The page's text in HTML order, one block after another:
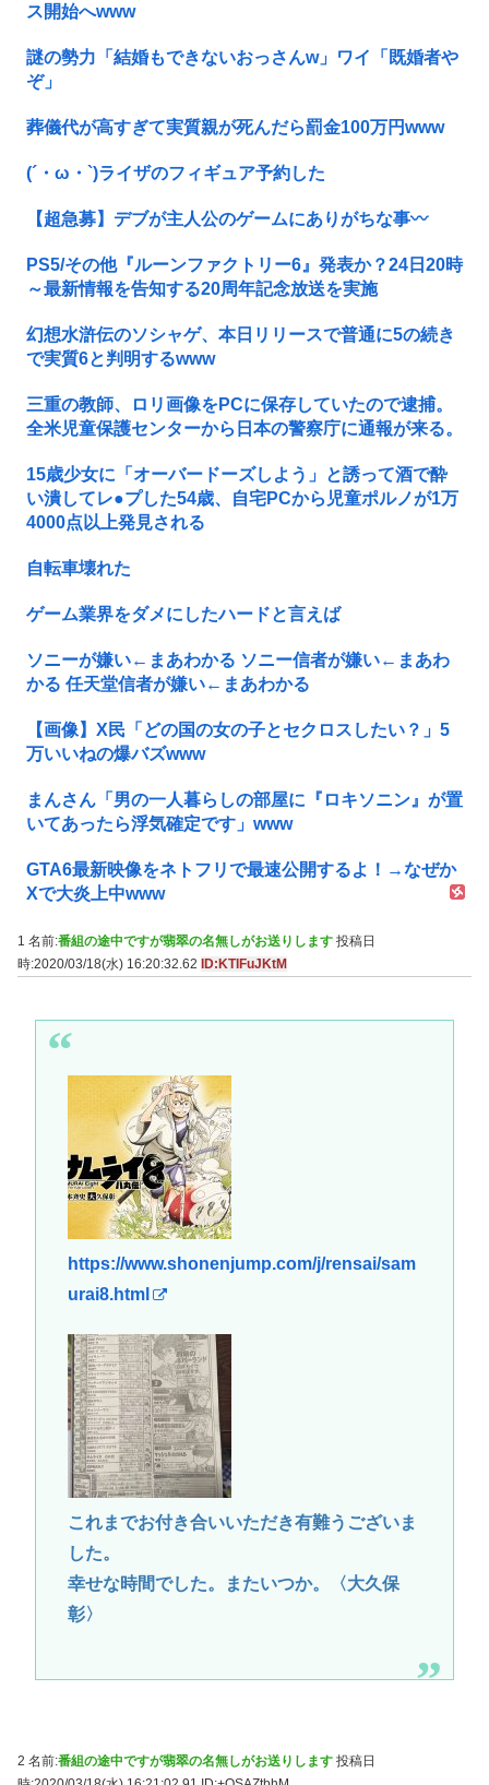
ス開始へwww
謎の勢力「結婚もできないおっさんw」ワイ「既婚者や
ぞ」
葬儀代が高すぎて実質親が死んだら罰金100万円www
(´・ω・`)ライザのフィギュア予約した
【超急募】デブが主人公のゲームにありがちな事〰
PS5/その他『ルーンファクトリー6』発表か？24日20時
～最新情報を告知する20周年記念放送を実施
幻想水滸伝のソシャゲ、本日リリースで普通に5の続き
で実質6と判明するwww
三重の教師、ロリ画像をPCに保存していたので逮捕。
全米児童保護センターから日本の警察庁に通報が来る。
15歳少女に「オーバードーズしよう」と誘って酒で酔
い潰してレ●プした54歳、自宅PCから児童ポルノが1万
4000点以上発見される
自転車壊れた
ゲーム業界をダメにしたハードと言えば
ソニーが嫌い←まあわかる ソニー信者が嫌い←まあわ
かる 任天堂信者が嫌い←まあわかる
【画像】X民「どの国の女の子とセクロスしたい？」5
万いいねの爆バズwww
まんさん「男の一人暮らしの部屋に『ロキソニン』が置
いてあったら浮気確定です」www
GTA6最新映像をネトフリで最速公開するよ！→なぜか
Xで大炎上中www
1 名前:番組の途中ですが翡翠の名無しがお送りします 投稿日
時:2020/03/18(水) 16:20:32.62
ID:KTIFuJKtM
https://www.shonenjump.com/j/rensai/sam
urai8.html
これまでお付き合いいただき有難うございま
した。
幸せな時間でした。またいつか。〈大久保
彰〉
2 名前:番組の途中ですが翡翠の名無しがお送りします 投稿日